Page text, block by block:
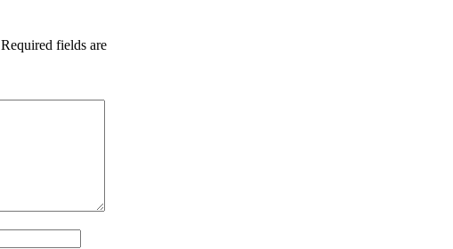
Required fields are